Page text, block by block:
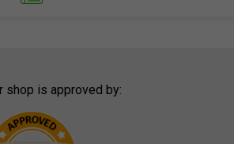
shop is approved by: